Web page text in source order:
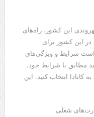
این کشور، راه‌های
در این کشور برای
است شرایط و ویژگی‌های
مطابق با شرایط خود،
انتخاب کنید. این
شغلی